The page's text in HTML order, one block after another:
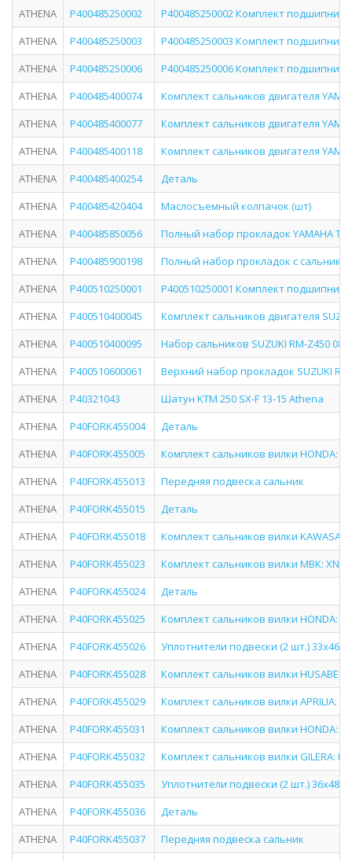
ATHENA
P400485250002
P400485250002 Комплект
ATHENA
P400485250003
P400485250003 Комплект
ATHENA
P400485250006
P400485250006 Комплект
ATHENA
P400485400074
Комплект сальников двигателя
ATHENA
P400485400077
Комплект сальников двигателя
ATHENA
P400485400118
Комплект сальников двигателя
ATHENA
P400485400254
Деталь
ATHENA
P400485420404
Маслосъемный колпачок (шт)
ATHENA
P400485850056
Полный набор прокладок YAMAHA TT
ATHENA
P400485900198
Полный набор прокладок с
ATHENA
P400510250001
P400510250001 Комплект
ATHENA
P400510400045
Комплект сальников двигателя
ATHENA
P400510400095
Набор сальников SUZUKI RM-Z450 08-
ATHENA
P400510600061
Верхний набор прокладок SUZUKI
ATHENA
P40321043
Шатун KTM 250 SX-F 13-15 Athena
ATHENA
P40FORK455004
Деталь
ATHENA
P40FORK455005
Комплект сальников вилки HONDA:
ATHENA
P40FORK455013
Передняя подвеска сальник
ATHENA
P40FORK455015
Деталь
ATHENA
P40FORK455018
Комплект сальников вилки KAWASAKI:
ATHENA
P40FORK455023
Комплект сальников вилки MBK: XN
ATHENA
P40FORK455024
Деталь
ATHENA
P40FORK455025
Комплект сальников вилки HONDA:
ATHENA
P40FORK455026
Уплотнители подвески (2 шт.)
ATHENA
P40FORK455028
Комплект сальников вилки
ATHENA
P40FORK455029
Комплект сальников вилки APRILIA:
ATHENA
P40FORK455031
Комплект сальников вилки HONDA:
ATHENA
P40FORK455032
Комплект сальников вилки GILERA:
ATHENA
P40FORK455035
Уплотнители подвески (2 шт.)
ATHENA
P40FORK455036
Деталь
ATHENA
P40FORK455037
Передняя подвеска сальник